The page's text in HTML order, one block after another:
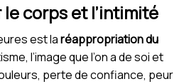
corps et l’intimité
est laréappropriation du
l’image que l’on a de soi et
perte de confiance, peur